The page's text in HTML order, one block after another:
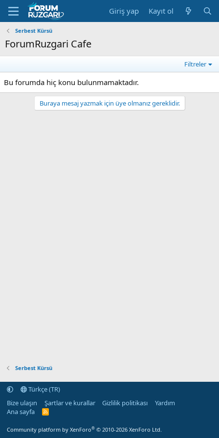
Giriş yap Kayıt ol
Serbest Kürsü
ForumRuzgari Cafe
Filtreler
Bu forumda hiç konu bulunmamaktadır.
Buraya mesaj yazmak için üye olmanız gereklidir.
Serbest Kürsü
Türkçe (TR)
Bize ulaşın
Şartlar ve kurallar Gizlilik politikası
Yardım
Ana sayfa
R
Community platform by XenForo® © 2010-2026 XenForo Ltd.